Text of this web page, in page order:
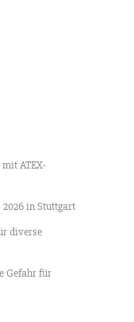
ATEX-
2026 in Stuttgart
diverse
Gefahr für